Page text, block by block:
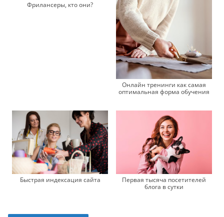
Фрилансеры, кто они?
Онлайн тренинги как самая
оптимальная форма обучения
Быстрая индексация сайта
Первая тысяча посетителей
блога в сутки